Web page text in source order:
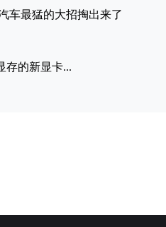
车最猛的大招掏出来了
存的新显卡...